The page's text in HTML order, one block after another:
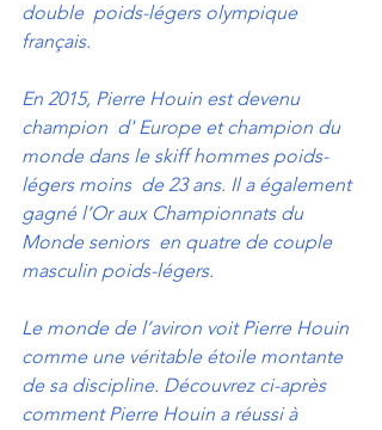
double  poids-légers olympique
français.
En 2015, Pierre Houin est devenu
champion  d' Europe et champion du
monde dans le skiff hommes poids-
légers moins  de 23 ans. Il a également
gagné l’Or aux Championnats du
Monde seniors  en quatre de couple
masculin poids-légers.
Le monde de l’aviron voit Pierre Houin
comme une véritable étoile montante
de sa discipline. Découvrez ci-après
comment Pierre Houin a réussi à